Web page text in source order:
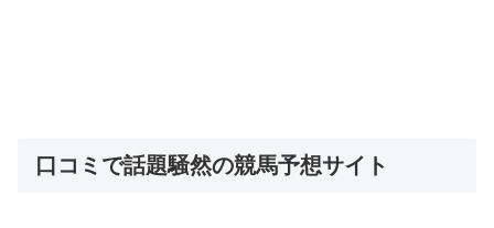
口コミで話題騒然の競馬予想サイト